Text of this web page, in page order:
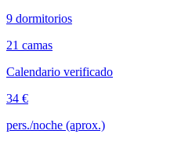
9 dormitorios
21 camas
Calendario verificado
34 €
pers./noche (aprox.)